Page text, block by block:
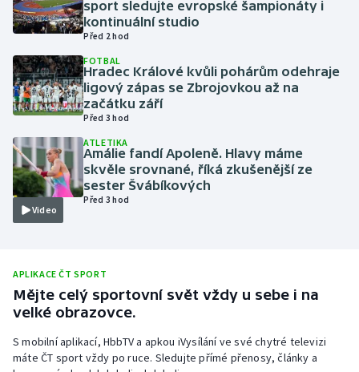
Lyže a snowboard
Motorsport
Olympijské hry
Parasport
Plavání
Ragby
Rychlobruslení
Rychlostní kanoistika
sport sledujte evropské šampionáty i
kontinuální studio
Před 2 hod
FOTBAL
Hradec Králové kvůli pohárům odehraje
ligový zápas se Zbrojovkou až na
začátku září
Před 3 hod
Video
ATLETIKA
Amálie fandí Apoleně. Hlavy máme
skvěle srovnané, říká zkušenější ze
sester Švábíkových
Před 3 hod
APLIKACE ČT SPORT
Mějte celý sportovní svět vždy u sebe i na
velké obrazovce.
S mobilní aplikací, HbbTV a apkou iVysílání ve své chytré televizi
máte ČT sport vždy po ruce. Sledujte přímé přenosy, články a